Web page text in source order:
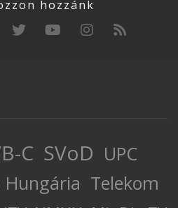
hozzánk
C SVoD UPC
Telekom